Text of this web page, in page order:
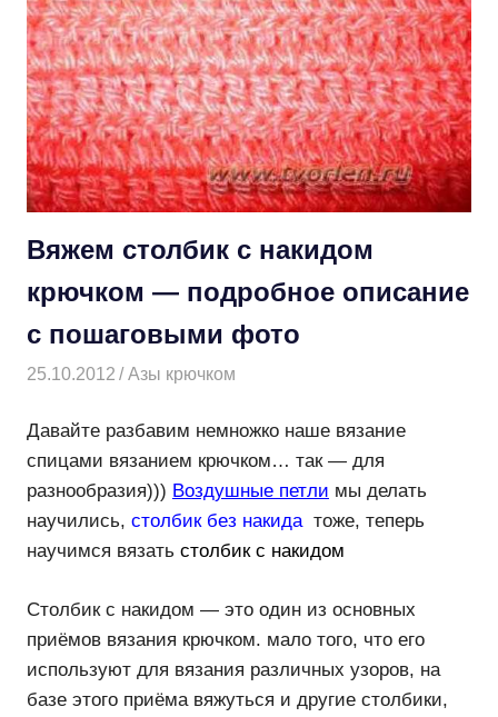
Вяжем столбик с накидом
крючком — подробное описание
с пошаговыми фото
25.10.2012 Творогова Елена
Азы крючком
Давайте разбавим немножко наше вязание
спицами вязанием крючком… так — для
разнообразия))) Воздушные петли мы делать
научились, столбик без накидатоже, теперь
научимся вязать столбик с накидом
Столбик с накидом — это один из основных
приёмов вязания крючком. мало того, что его
используют для вязания различных узоров, на
базе этого приёма вяжуться и другие столбики,